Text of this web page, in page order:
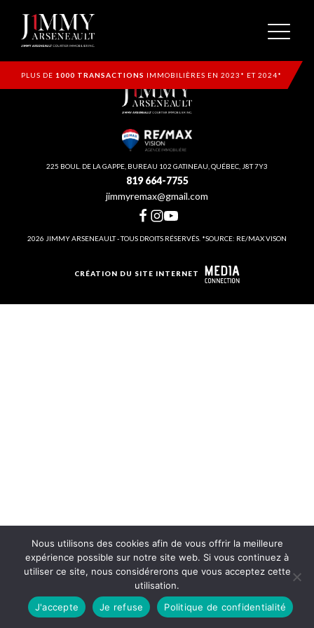
PLUS DE 1000 TRANSACTIONS IMMOBILIÈRES EN 2023* ET 2024*
225 BOUL. DE LA GAPPE, BUREAU 102 GATINEAU, QUÉBEC, J8T 7Y3
819 664-7755
jimmyremax@gmail.com
2026 JIMMY ARSENEAULT - TOUS DROITS RÉSERVÉS. *SOURCE: RE/MAX VISON
CRÉATION DU SITE INTERNET
Nous utilisons des cookies afin de vous offrir la meilleure
expérience possible sur notre site web. Si vous continuez à
utiliser ce site, nous considérerons que vous acceptez cette
utilisation.
J'accepte
Je refuse Politique de confidentialité